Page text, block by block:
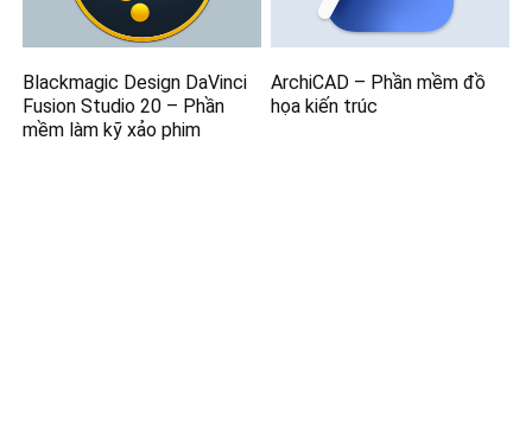
Blackmagic Design DaVinci
Fusion Studio 20 – Phần
mềm làm kỹ xảo phim
ArchiCAD – Phần mềm đồ
họa kiến trúc